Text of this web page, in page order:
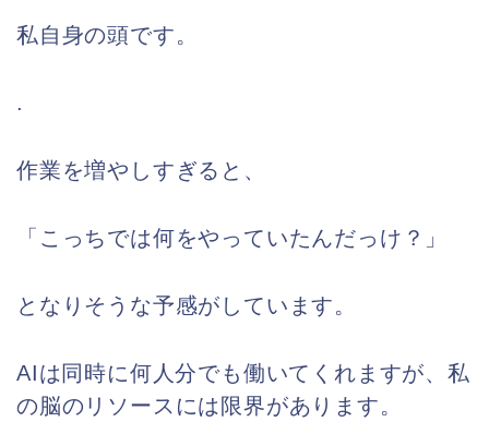
私自身の頭です。
.
作業を増やしすぎると、
「こっちでは何をやっていたんだっけ？」
となりそうな予感がしています。
AIは同時に何人分でも働いてくれますが、私
の脳のリソースには限界があります。